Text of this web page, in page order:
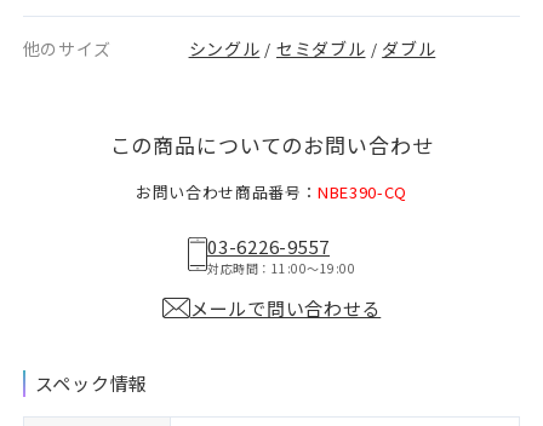
他のサイズ シングル / セミダブル / ダブル
この商品についてのお問い合わせ
お問い合わせ商品番号：NBE390-CQ
03-6226-9557
対応時間：11:00〜19:00
メールで問い合わせる
スペック情報